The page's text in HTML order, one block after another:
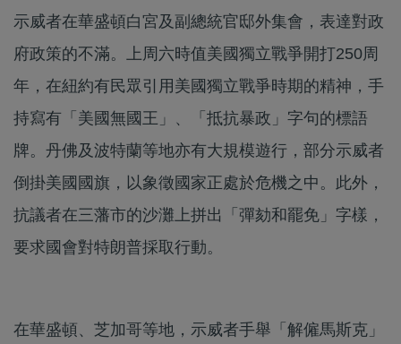
示威者在華盛頓白宮及副總統官邸外集會，表達對政
府政策的不滿。上周六時值美國獨立戰爭開打250周
年，在紐約有民眾引用美國獨立戰爭時期的精神，手
持寫有「美國無國王」、「抵抗暴政」字句的標語
牌。丹佛及波特蘭等地亦有大規模遊行，部分示威者
倒掛美國國旗，以象徵國家正處於危機之中。此外，
抗議者在三藩市的沙灘上拼出「彈劾和罷免」字樣，
要求國會對特朗普採取行動。
在華盛頓、芝加哥等地，示威者手舉「解僱馬斯克」